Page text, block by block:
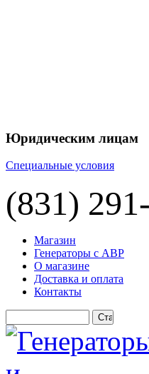
Юридическим лицам
Специальные условия
(831)
Магазин
Генераторы с АВР
О магазине
Доставка и оплата
Контакты